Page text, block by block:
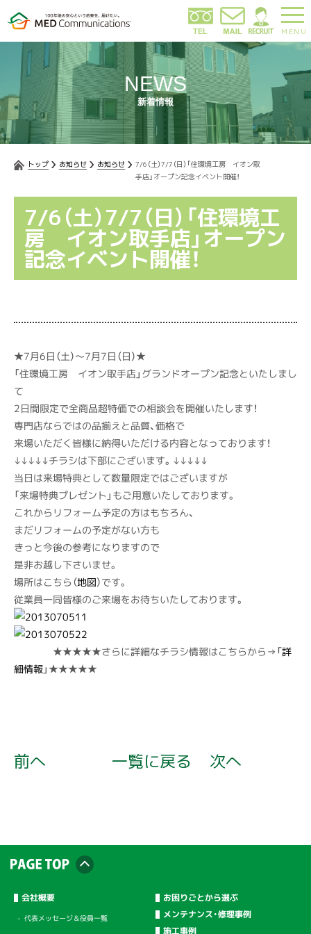
NEWS
新着情報
トップ お知らせ お知らせ
7/6（土）7/7（日）「住環境工房 イオン取
手店」オープン記念イベント開催！
7/6（土）7/7（日）「住環境工
房 イオン取手店」オープン
記念イベント開催！
★7月6日（土）～7月7日（日）★
「住環境工房 イオン取手店」グランドオープン記念といたしまし
て
2日間限定で全商品超特価での相談会を開催いたします！
専門店ならではの品揃えと品質、価格で
来場いただく皆様に納得いただける内容となっております！
↓↓↓↓↓チラシは下部にございます。↓↓↓↓↓
当日は来場特典として数量限定ではございますが
「来場特典プレゼント」もご用意いたしております。
これからリフォーム予定の方はもちろん、
まだリフォームの予定がない方も
きっと今後の参考になりますので
是非お越し下さいませ。
場所はこちら（地図）です。
従業員一同皆様のご来場をお待ちいたしております。
★★★★★さらに詳細なチラシ情報はこちらから→「詳
細情報」★★★★★
前へ 一覧に戻る 次へ
会社概要
代表メッセージ＆役員一覧
お困りごとから選ぶ
メンテナンス・修理事例
施工事例
MENU